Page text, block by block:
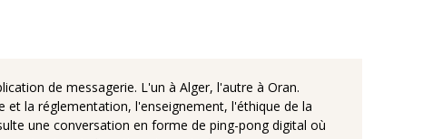
de messagerie. L'un à Alger, l'autre à Oran.
et la réglementation, l'enseignement, l'éthique de la
une conversation en forme de ping-pong digital où